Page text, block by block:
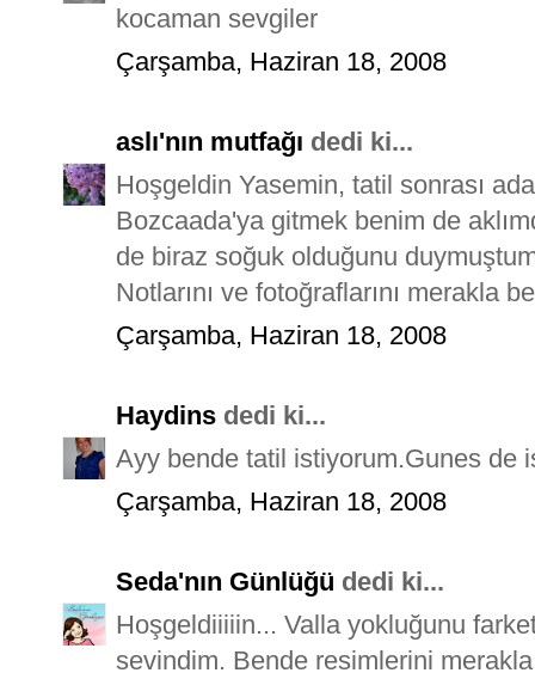
kocaman sevgiler
Çarşamba, Haziran 18, 2008
aslı'nın mutfağı dedi ki...
Hoşgeldin Yasemin, tatil sonrası
Bozcaada'ya gitmek benim de
de biraz soğuk olduğunu
Notlarını ve fotoğraflarını merakla
Çarşamba, Haziran 18, 2008
Haydins dedi ki...
Ayy bende tatil istiyorum.Gunes de
Çarşamba, Haziran 18, 2008
Seda'nın Günlüğü dedi ki...
Hoşgeldiiiiin... Valla yokluğunu
sevindim. Bende resimlerini